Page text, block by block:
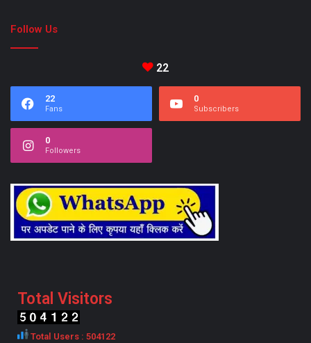
Follow Us
22
22
Fans
0
Subscribers
0
Followers
Total Visitors
Total Users : 504122